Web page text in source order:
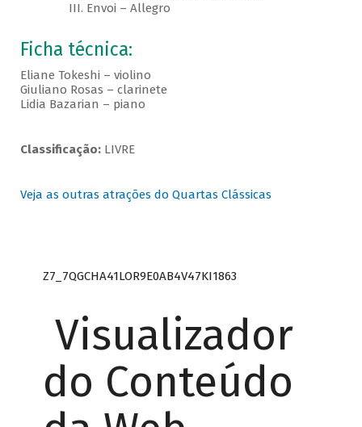
III. Envoi – Allegro
Ficha técnica:
Eliane Tokeshi – violino
Giuliano Rosas – clarinete
Lidia Bazarian – piano
Classificação:LIVRE
Veja as outras atrações do Quartas Clássicas
Z7_7QGCHA41LOR9E0AB4V47KI1863
Visualizador
do Conteúdo